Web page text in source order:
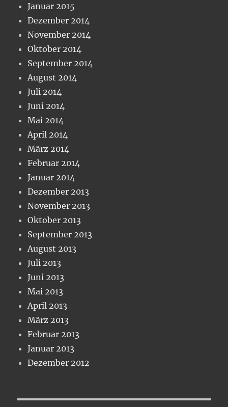
Januar 2015
Dezember 2014
November 2014
Oktober 2014
September 2014
August 2014
Juli 2014
Juni 2014
Mai 2014
April 2014
März 2014
Februar 2014
Januar 2014
Dezember 2013
November 2013
Oktober 2013
September 2013
August 2013
Juli 2013
Juni 2013
Mai 2013
April 2013
März 2013
Februar 2013
Januar 2013
Dezember 2012